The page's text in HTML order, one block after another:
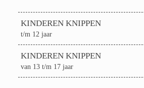
KINDEREN KNIPPEN
t/m 12 jaar
KINDEREN KNIPPEN
van 13 t/m 17 jaar